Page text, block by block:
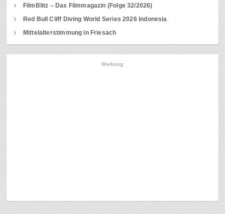
FilmBlitz – Das Filmmagazin (Folge 32/2026)
Red Bull Cliff Diving World Series 2026 Indonesia
Mittelalterstimmung in Friesach
Werbung